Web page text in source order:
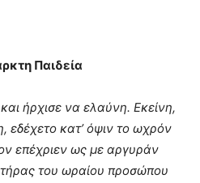
Παιδεία
ήρχισε να ελαύνη. Εκείνη,
εδέχετο κατ’ όψιν το ωχρόν
επέχριεν ως με αργυράν
του ωραίου προσώπου